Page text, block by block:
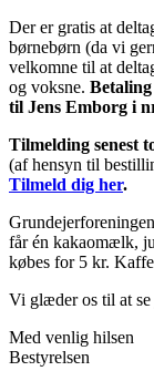
Der er gratis at
børnebørn (da vi
velkomne til at
og voksne.
til Jens Emborg i
Tilmelding senest
(af hensyn til
Tilmeld dig her.
får én kakaomælk,
købes for 5 kr.
Vi glæder os til at se
Med venlig hilsen
Bestyrelsen